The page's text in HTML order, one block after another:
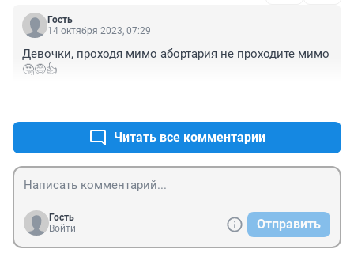
Гость
14 октября 2023, 07:29
Девочки, проходя мимо абортария не проходите мимо
🤔😅👍
Читать все комментарии
Гость
Войти
Отправить